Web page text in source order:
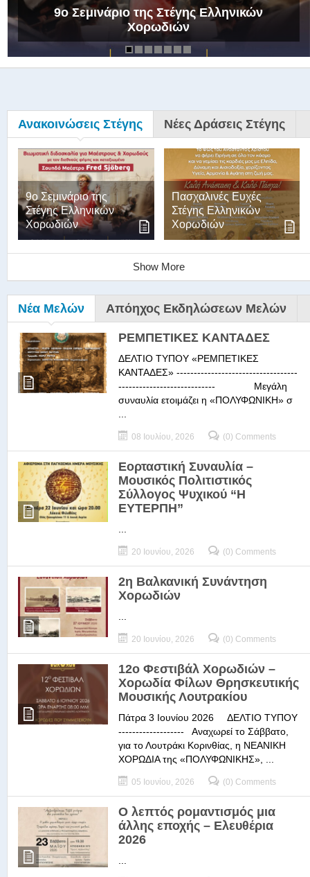
9ο Σεμινάριο της Στέγης Ελληνικών
Χορωδιών
Ανακοινώσεις Στέγης Νέες Δράσεις Στέγης
9ο Σεμινάριο της
Στέγης Ελληνικών
Χορωδιών
Πασχαλινές Ευχές
Στέγης Ελληνικών
Χορωδιών
Show More
Νέα Μελών Απόηχος Εκδηλώσεων Μελών
ΡΕΜΠΕΤΙΚΕΣ ΚΑΝΤΑΔΕΣ
ΔΕΛΤΙΟ ΤΥΠΟΥ «ΡΕΜΠΕΤΙΚΕΣ
ΚΑΝΤΑΔΕΣ» -----------------------------------
---------------------------- Μεγάλη
συναυλία ετοιμάζει η «ΠΟΛΥΦΩΝΙΚΗ» σ
08 Ιουλίου, 2026 (0) Comments
Εορταστική Συναυλία –
Μουσικός Πολιτιστικός
Σύλλογος Ψυχικού “Η
ΕΥΤΕΡΠΗ”
20 Ιουνίου, 2026 (0) Comments
2η Βαλκανική Συνάντηση
Χορωδιών
20 Ιουνίου, 2026 (0) Comments
12ο Φεστιβάλ Χορωδιών –
Χορωδία Φίλων Θρησκευτικής
Μουσικής Λουτρακίου
Πάτρα 3 Ιουνίου 2026 ΔΕΛΤΙΟ ΤΥΠΟΥ
------------------- Αναχωρεί το Σάββατο,
για το Λουτράκι Κορινθίας, η ΝΕΑΝΙΚΗ
ΧΟΡΩΔΙΑ της «ΠΟΛΥΦΩΝΙΚΗΣ», ...
05 Ιουνίου, 2026 (0) Comments
Ο λεπτός ρομαντισμός μια
άλλης εποχής – Ελευθέρια
2026